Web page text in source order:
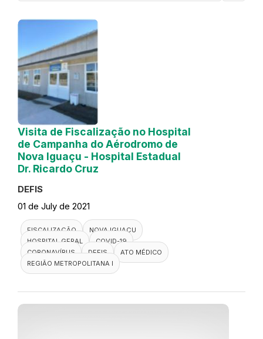
Visita de Fiscalização no Hospital
de Campanha do Aérodromo de
Nova Iguaçu - Hospital Estadual
Dr. Ricardo Cruz
DEFIS
01 de July de 2021
FISCALIZAÇÃO
NOVA IGUAÇU
HOSPITAL GERAL
COVID-19
CORONAVÍRUS
DEFIS
ATO MÉDICO
REGIÃO METROPOLITANA I